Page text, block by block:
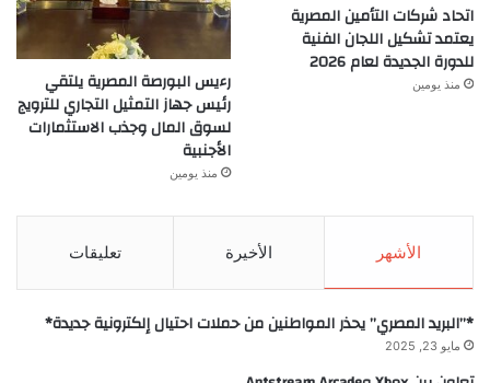
اتحاد شركات التأمين المصرية
يعتمد تشكيل اللجان الفنية
للدورة الجديدة لعام 2026
منذ يومين
رءيس البورصة المصرية يلتقي
رئيس جهاز التمثيل التجاري للترويج
لسوق المال وجذب الاستثمارات
الأجنبية
منذ يومين
الأشهر الأخيرة تعليقات
*”البريد المصري” يحذر المواطنين من حملات احتيال إلكترونية جديدة*
مايو 23, 2025